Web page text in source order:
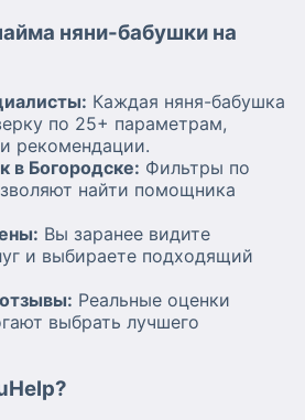
няни-бабушки на
Каждая няня-бабушка
по 25+ параметрам,
рекомендации.
в Богородске: Фильтры по
найти помощника
Вы заранее видите
и выбираете подходящий
Реальные оценки
выбрать лучшего